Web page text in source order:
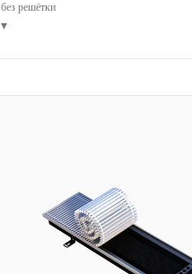
без решётки
▾